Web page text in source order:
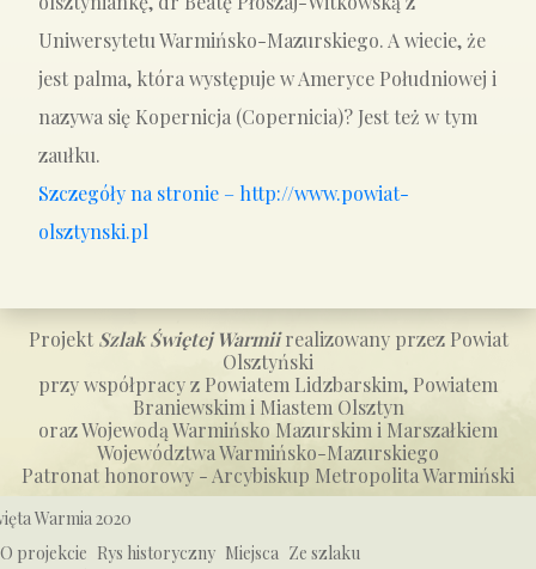
Uniwersytetu Warmińsko-Mazurskiego. A wiecie, że
jest palma, która występuje w Ameryce Południowej i
nazywa się Kopernicja (Copernicia)? Jest też w tym
zaułku.
Szczegóły na stronie – http://www.powiat-
olsztynski.pl
Projekt Szlak Świętej Warmiirealizowany przez Powiat
Olsztyński
przy współpracy z Powiatem Lidzbarskim, Powiatem
Braniewskim i Miastem Olsztyn
oraz Wojewodą Warmińsko Mazurskim i Marszałkiem
Województwa Warmińsko-Mazurskiego
Patronat honorowy - Arcybiskup Metropolita Warmiński
Warmia 2020
O projekcie Rys historyczny Miejsca Ze szlaku